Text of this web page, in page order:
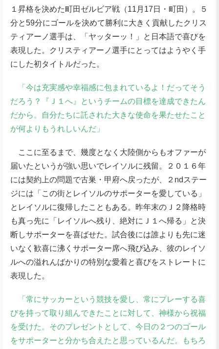
１昇格を決めた町田ゼルビア戦（11月17日・町田）。５
分と59分にゴールを決めて勝利に大きく貢献したクリス
ティアーノ選手は、「ヤッターッ！」と日本語で喜びを
表現した。クリスティアーノ選手にとってはようやく手
にした初タイトルだった。
「今は充実感や幸福感に包まれているよ！だってそう
だろう？『Ｊ１へ』というチームの目標を達成できたん
だから。自分たちに託された大きな使命を果たせたこと
が何よりもうれしいんだ」
ここに至るまで、幾度となく大陸側からもオファーが
届いたというが強い思いでレイソルに残留。２０１６年
には契約上の問題で古巣・甲府へ戻ったが、２ndステー
ジには「この街とレイソルのサポーターを愛している」
とレイソルに復帰したこともある。昨年末のＪ２降格時
も真っ先に「レイソルへ残り、絶対にＪ１へ帰る」と決
断しサポーターを喜ばせた。試合後には誰よりも先に迷
いなく歓喜に沸くサポーター席へ飛び込み、彼のレイソ
ルへの溢れんばかりの特別な愛着と喜びをストレートに
表現した。
「常にサッカーという競技を愛し、常にプレーする喜
びを持って取り組んできたことに対して、神様から祝福
を受けた。そのプレゼントとして、今日の２つのゴール
をサポーターと分かち合えたと思っているんだ。もちろ